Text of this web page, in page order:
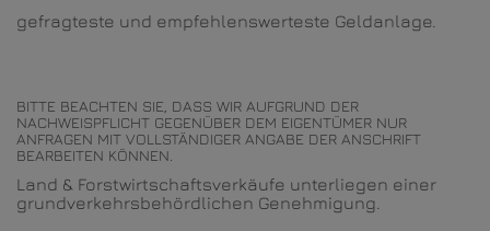
gefragteste und empfehlenswerteste Geldanlage.
BITTE BEACHTEN SIE, DASS WIR AUFGRUND DER
NACHWEISPFLICHT GEGENÜBER DEM EIGENTÜMER NUR
ANFRAGEN MIT VOLLSTÄNDIGER ANGABE DER ANSCHRIFT
BEARBEITEN KÖNNEN.
Land & Forstwirtschaftsverkäufe unterliegen einer
grundverkehrsbehördlichen Genehmigung.